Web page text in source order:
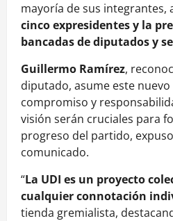
mayoría de sus integrantes,
cinco expresidentes y la
bancadas de diputados y
Guillermo Ramírez,
diputado, asume este
compromiso y
visión serán cruciales para
progreso del partido,
comunicado.
“La UDI es un proyecto
cualquier connotación
tienda gremialista,